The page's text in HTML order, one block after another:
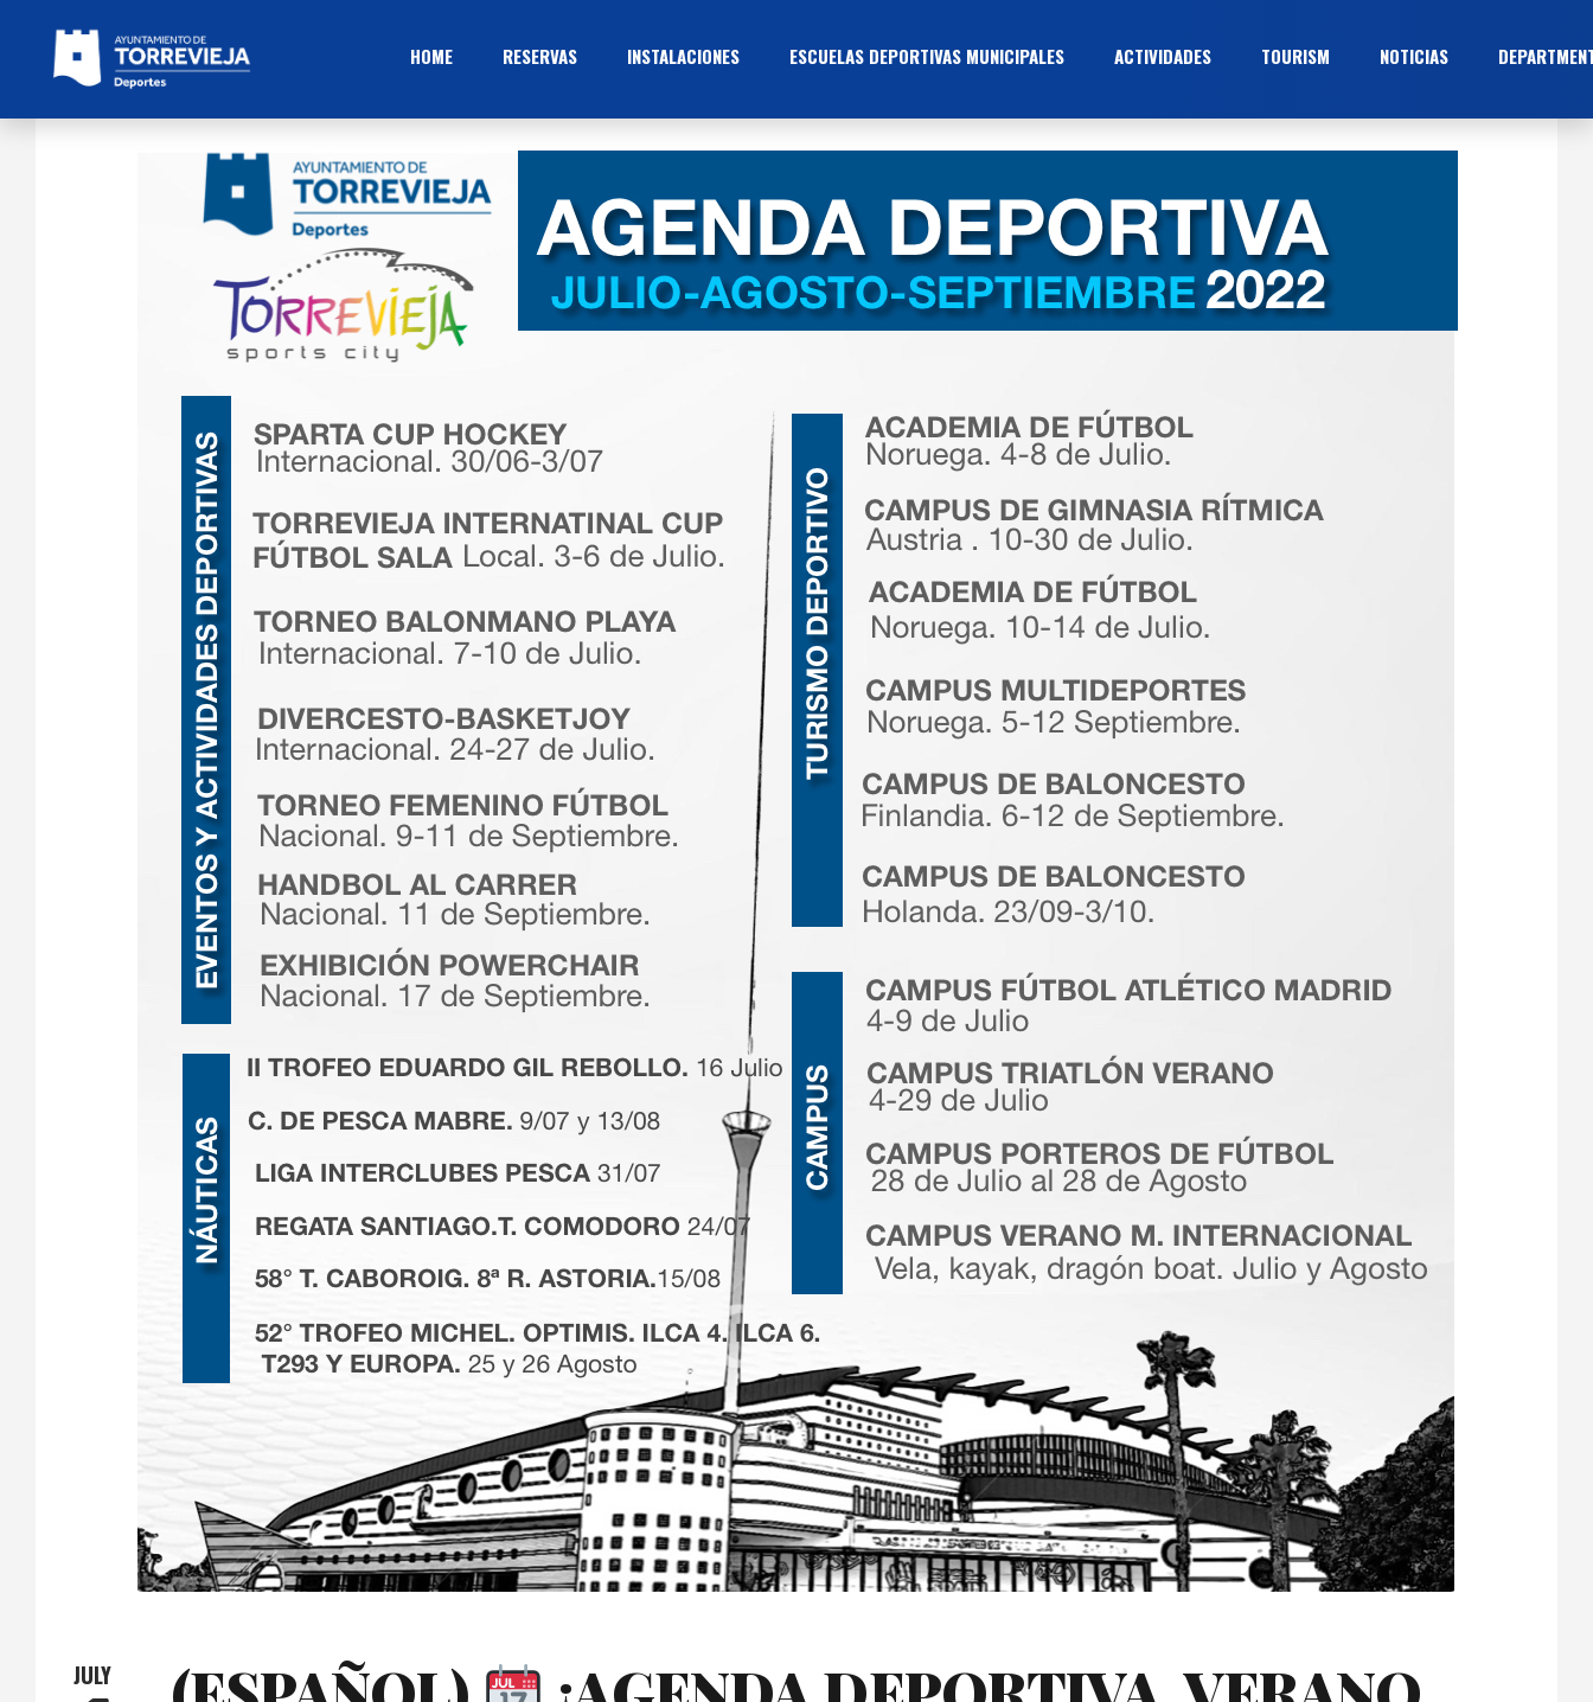
HOME RESERVAS INSTALACIONES ESCUELAS DEPORTIVAS MUNICIPALES ACTIVIDADES TOURISM NOTICIAS
JULY